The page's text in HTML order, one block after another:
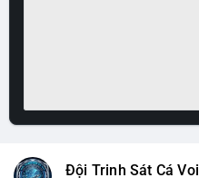
Đội Trinh Sát Cá Voi